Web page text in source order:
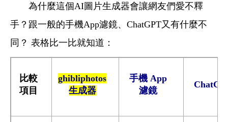
為什麼這個AI圖片生成器會讓網友們愛不釋
手？跟一般的手機App濾鏡、ChatGPT又有什麼不
同？ 表格比一比就知道：
比較
項目
ghibliphotos
生成器
手機 App
濾鏡